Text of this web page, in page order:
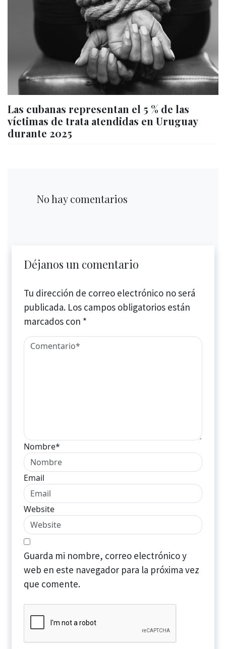
Las cubanas representan el 5 % de las
víctimas de trata atendidas en Uruguay
durante 2025
No hay comentarios
Déjanos un comentario
Tu dirección de correo electrónico no será
publicada. Los campos obligatorios están
marcados con *
Nombre*
Email
Website
Guarda mi nombre, correo electrónico y
web en este navegador para la próxima vez
que comente.